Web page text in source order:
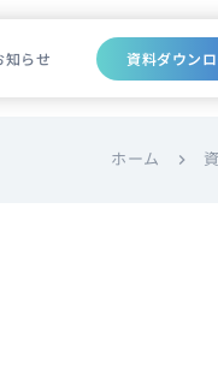
知らせ 資料ダウン
ホーム chevron_right